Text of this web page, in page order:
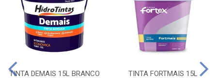
TINTA DEMAIS 15L BRANCO TINTA FORTMAIS 15L